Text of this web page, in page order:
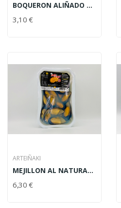
BOQUERON ALIÑADO A.O. ARTEIÑAKI 185 GR
3,10 €
ARTEIÑAKI
MEJILLON AL NATURAL MARVALMAR 950 GR
6,30 €